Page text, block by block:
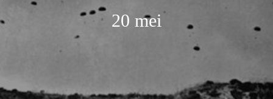
20 mei